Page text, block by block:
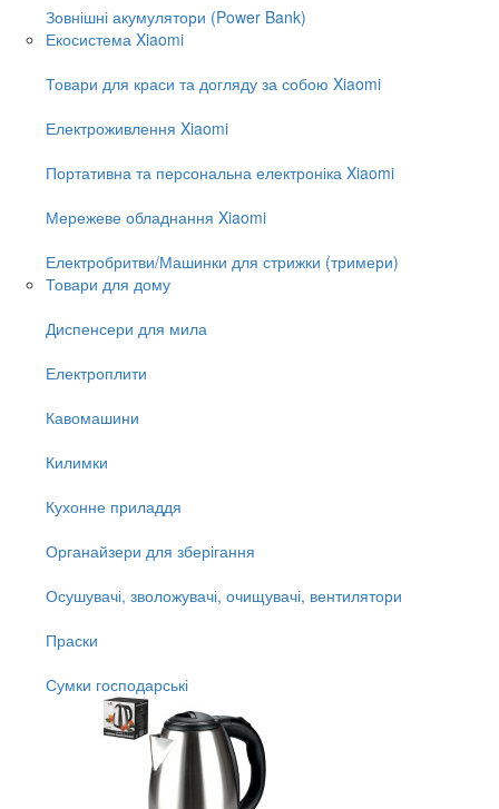
Зовнішні акумулятори (Power Bank)
Екосистема Xiaomi
Товари для краси та догляду за собою Xiaomi
Електроживлення Xiaomi
Портативна та персональна електроніка Xiaomi
Мережеве обладнання Xiaomi
Електробритви/Машинки для стрижки (тримери)
Товари для дому
Диспенсери для мила
Електроплити
Кавомашини
Килимки
Кухонне приладдя
Органайзери для зберігання
Осушувачі, зволожувачі, очищувачі, вентилятори
Праски
Сумки господарські